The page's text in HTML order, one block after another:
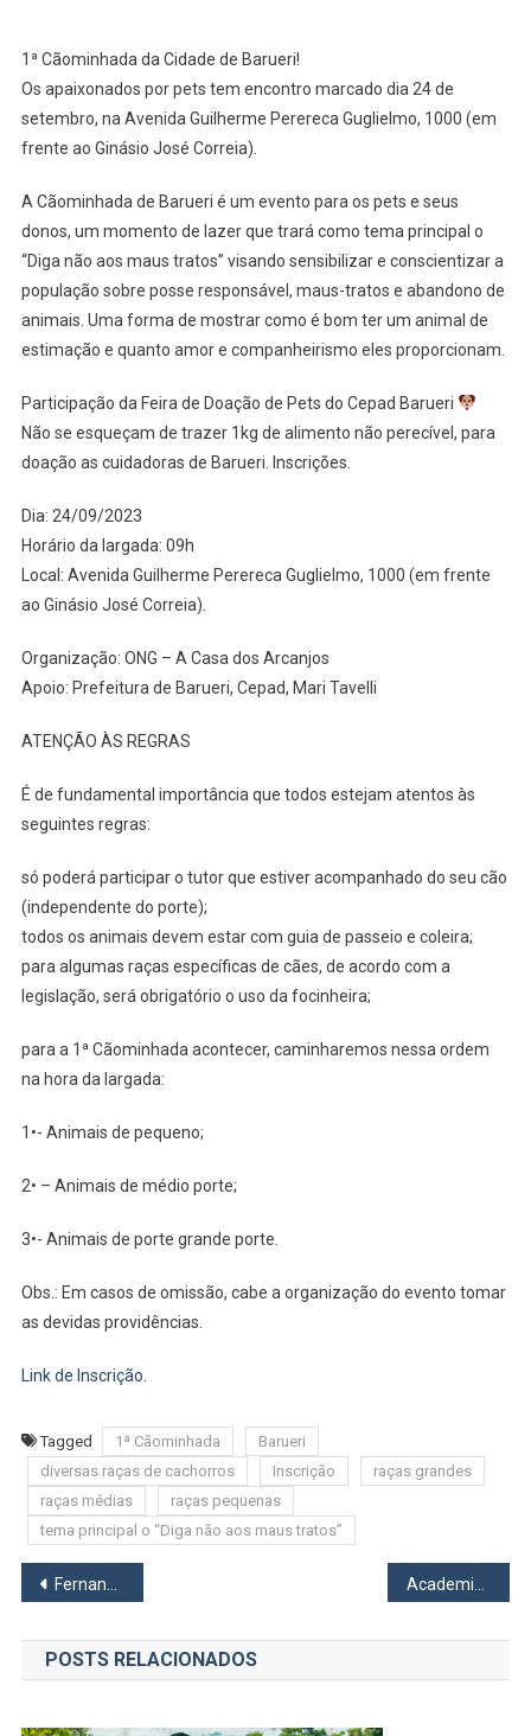
Barueri
1ª Cãominhada da Cidade de Barueri!
Os apaixonados por pets tem encontro marcado dia 24 de
setembro, na Avenida Guilherme Perereca Guglielmo, 1000 (em
frente ao Ginásio José Correia).
A Cãominhada de Barueri é um evento para os pets e seus
donos, um momento de lazer que trará como tema principal o
“Diga não aos maus tratos” visando sensibilizar e conscientizar a
população sobre posse responsável, maus-tratos e abandono de
animais. Uma forma de mostrar como é bom ter um animal de
estimação e quanto amor e companheirismo eles proporcionam.
Participação da Feira de Doação de Pets do Cepad Barueri
Não se esqueçam de trazer 1kg de alimento não perecível, para
doação as cuidadoras de Barueri. Inscrições.
Dia: 24/09/2023
Horário da largada: 09h
Local: Avenida Guilherme Perereca Guglielmo, 1000 (em frente
ao Ginásio José Correia).
Organização: ONG – A Casa dos Arcanjos
Apoio: Prefeitura de Barueri, Cepad, Mari Tavelli
ATENÇÃO ÀS REGRAS
É de fundamental importância que todos estejam atentos às
seguintes regras:
só poderá participar o tutor que estiver acompanhado do seu cão
(independente do porte);
todos os animais devem estar com guia de passeio e coleira;
para algumas raças específicas de cães, de acordo com a
legislação, será obrigatório o uso da focinheira;
para a 1ª Cãominhada acontecer, caminharemos nessa ordem
na hora da largada:
1•- Animais de pequeno;
2• – Animais de médio porte;
3•- Animais de porte grande porte.
Obs.: Em casos de omissão, cabe a organização do evento tomar
as devidas providências.
Link de Inscrição
Tagged 1ª Cãominhada
Barueri
diversas raças de cachorros
Inscrição
raças grandes
raças médias
raças pequenas
tema principal o “Diga não aos maus tratos”
Navegação
de
Post
Fernando Haddad tem casa invadida na zona sul de São Paulo
POSTS RELACIONADOS